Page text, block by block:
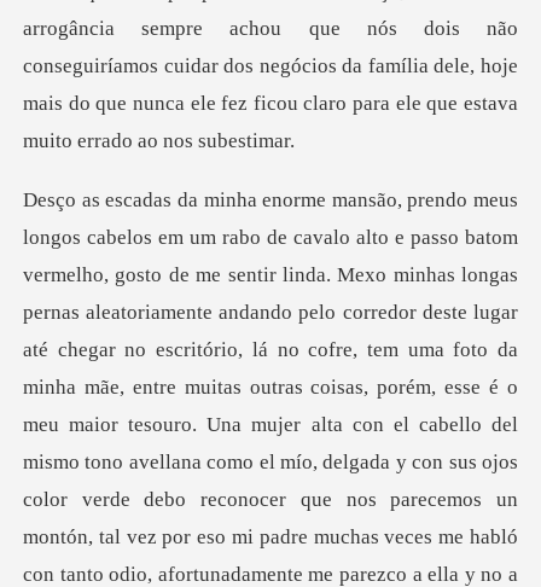
itas outras coisas, porém, esse é o
meu maior tesouro. Una mujer alta con el cabello del
mismo tono avellana como el mío, delgada y con sus ojos
color verde debo reconocer que nos parecemos un
montón, tal vez por eso mi padre muchas veces me habló
con tanto odio, afortunadamente me parezco a